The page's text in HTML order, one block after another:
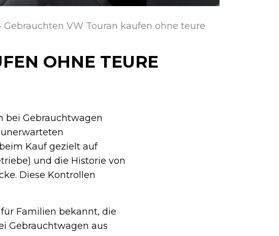
Gebrauchten VW Touran kaufen ohne teure
OHNE TEURE
bei Gebrauchtwagen
Kauf gezielt auf
und die Historie von
Diese Kontrollen
Familien bekannt, die
Gebrauchtwagen aus